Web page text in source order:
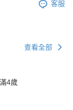
客服
查看全部
4歲